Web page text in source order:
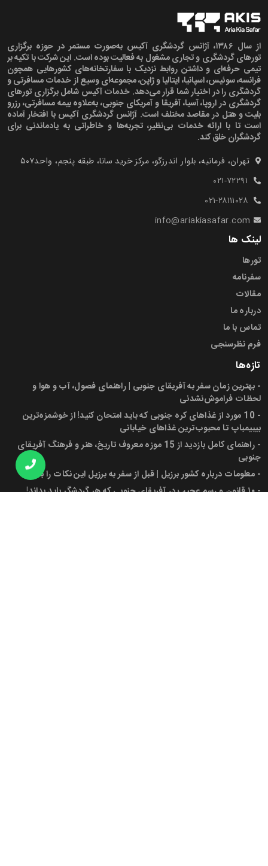
از سال ۱۳۸۶، آژانس گردشگری آکیس به‌صورت مستمر در حوزه برگزاری
تورهای گردشگری و تجاری مشغول به فعالیت بوده است. این شرکت با تکیه بر
تیمی حرفه‌ای و داشتن روابط نزدیک با سفارتخانه‌های کشورهایی همچون
فرانسه، سوئیس، اسپانیا، ایتالیا و ژاپن، مجموعه‌ای وسیع از خدمات مسافرتی و
گردشگری را در اختیار شما قرار می‌دهد. خدمات آکیس شامل برگزاری تورهای
گردشگری در اروپا، آسیا، آفریقا و آمریکای جنوبی، به‌علاوه بیمه مسافرتی، رزرو
بلیت و هتل در مقاصد مختلف است. آژانس گردشگری آکیس با افتخار آماده
است تا با ارائه خدمات بی‌نظیر، تجربه‌ها و خاطراتی به یادماندنی برای
گردشگران خلق کند.
تهران، فرمانیه، بلوار اندرزگو، مرکز خرید سانا، طبقه پنجم، واحد۵۰۷‍
۰۲۱-۷۲۲۹۱
۰۲۱-۲۸۱۱۱۰۲۸
info@ariakiasafar.com
لینک ها
تورها
سفرنامه
مقالات
درباره ما
تماس با ما
فرم نظرسنجی
تازه‌ها
- بهترین زمان سفر به آفریقای جنوبی | راهنمای فصول، آب و هوا و
لحظات فراموش‌نشدنی
-
10 مورد از غذاهای کره جنوبی که باید امتحان کنید! از خوشمزه‌ترین
بیبیمباپ تا محبوب‌ترین غذاهای خیابانی
-
راهنمای کامل بازدید از 15 موزه معروف تاریخ، هنر و فرهنگ آفریقای
جنوبی
- معلومات درباره کشور برزیل | قبل از سفر به برزیل این نکات را بدانید!
-۱۰ قانون و رسم عجیب در آفریقای جنوبی که هر گردشگر باید بداند!